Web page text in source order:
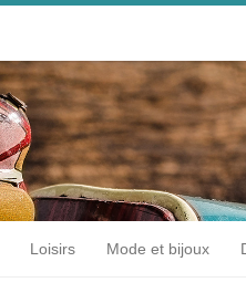
Loisirs Mode et bijoux